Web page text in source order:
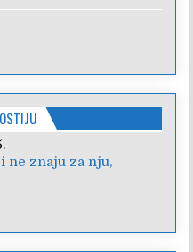
Hvala Vam na